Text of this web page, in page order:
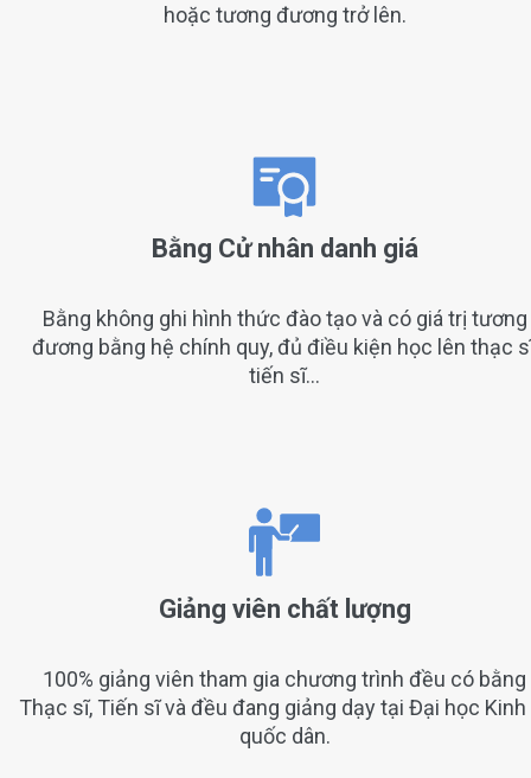
hoặc tương đương trở lên.
Bằng Cử nhân danh giá
Bằng không ghi hình thức đào tạo và có giá trị tương
đương bằng hệ chính quy, đủ điều kiện học lên thạc
tiến sĩ…
Giảng viên chất lượng
100% giảng viên tham gia chương trình đều có bằng
Thạc sĩ, Tiến sĩ và đều đang giảng dạy tại Đại học
quốc dân.